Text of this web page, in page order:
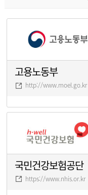
고용노동부
http://www.moel.go.kr
국민건강보험공단
https://www.nhis.or.kr